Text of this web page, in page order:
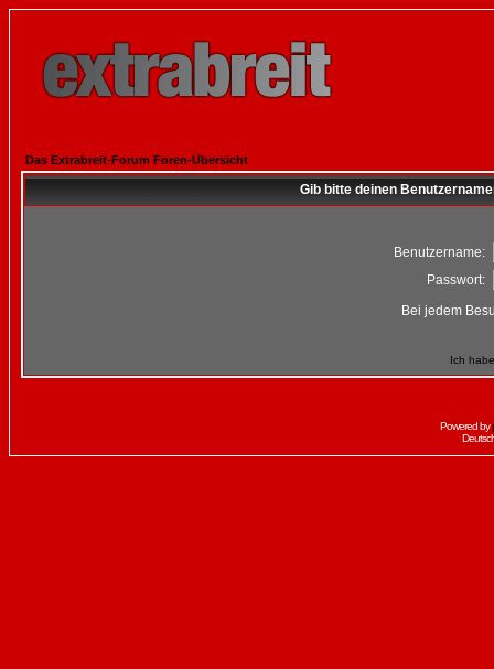
Das Extrabreit-Forum Foren-Übersicht
Gib bitte deinen
Benutzername:
Passwort:
Bei jedem
Ich
Powered by